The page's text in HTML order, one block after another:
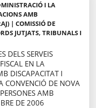
I LA
AMB
| COMISSIÓ DE
JUTJATS, TRIBUNALS I
DELS SERVEIS
EN LA
DISCAPACITAT I
CONVENCIÓ DE NOVA
AMB
DE 2006